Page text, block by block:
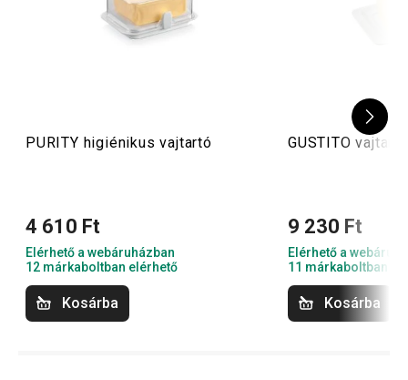
kellemetlenségeket is.
PURITY higiénikus vajtartó
4 610 Ft
Elérhető a webáruházban
12 márkaboltban elérhető
Kosárba
GUSTITO vajtartó
9 230 Ft
Elérhető a
11 márkaboltban
Kosárba